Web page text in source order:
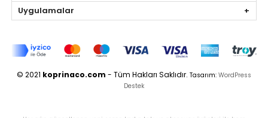
Uygulamalar
© 2021 koprinaco.com - Tüm Hakları Saklıdır. Tasarım: WordPress
Destek